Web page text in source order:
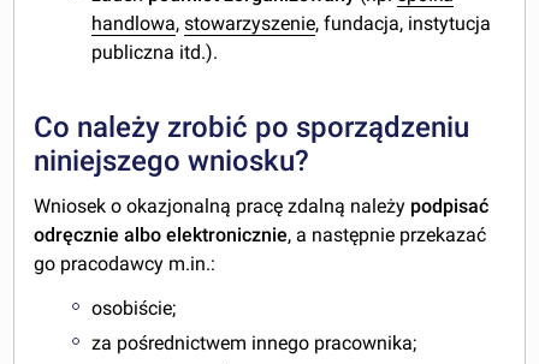
handlowa,stowarzyszenie, fundacja, instytucja
publiczna itd.).
Co należy zrobić po sporządzeniu
niniejszego wniosku?
Wniosek o okazjonalną pracę zdalną należy podpisać
odręcznie albo elektronicznie, a następnie przekazać
go pracodawcy m.in.:
osobiście;
za pośrednictwem innego pracownika;